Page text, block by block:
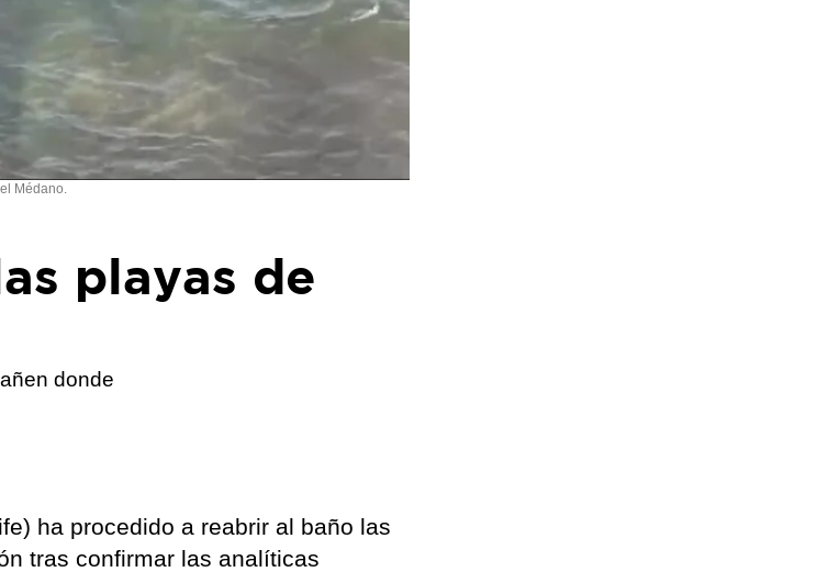
Médano.
playas de
donde
ha procedido a reabrir al baño las
tras confirmar las analíticas